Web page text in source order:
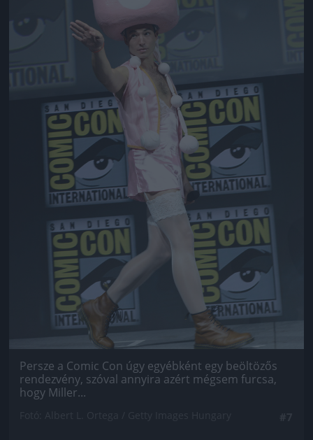
Persze a Comic Con úgy egyébként egy beöltözős
rendezvény, szóval annyira azért mégsem furcsa,
hogy Miller...